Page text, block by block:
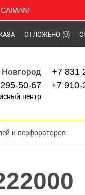
ОТЛОЖЕНО (0)
50-67
центр
+7 831
+7 910-
и перфораторов